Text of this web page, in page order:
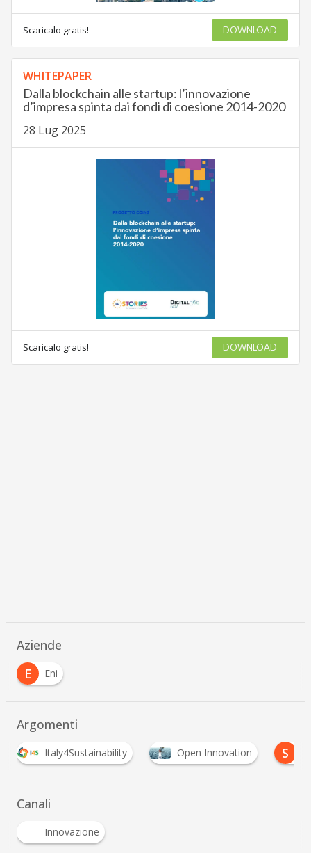
Scaricalo gratis! DOWNLOAD
WHITEPAPER
Dalla blockchain alle startup: l’innovazione
d’impresa spinta dai fondi di coesione 2014-2020
28 Lug 2025
Scaricalo gratis! DOWNLOAD
Aziende
E
Eni
Argomenti
Open Innovation S sostenibilità
Canali
Innovazione